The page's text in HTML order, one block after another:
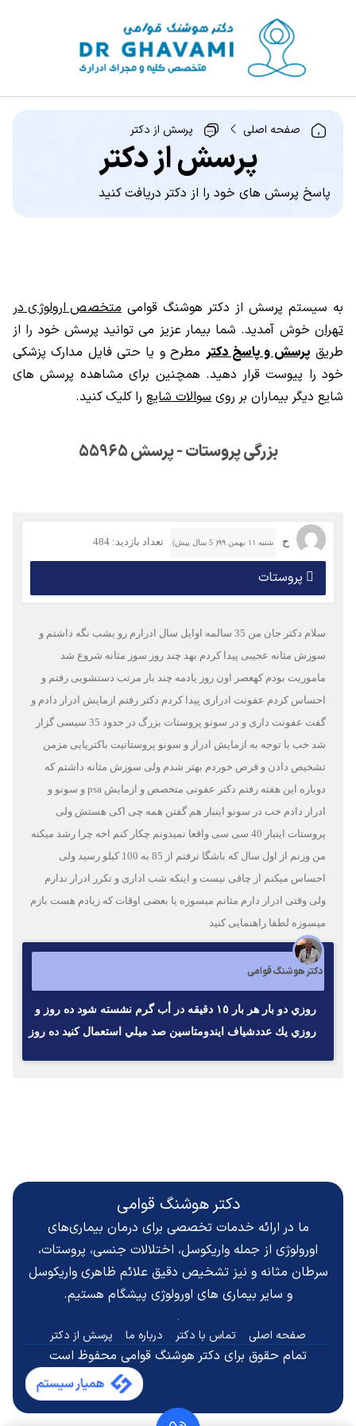
صفحه اصلی پرسش از دکتر
پرسش از دکتر
پاسخ پرسش های خود را از دکتر دریافت کنید
به سیستم پرسش از دکتر هوشنگ قوامی متخصص ارولوژی در
تهران خوش آمدید. شما بیمار عزیز می توانید پرسش خود را از
طریق پرسش و پاسخ دکتر مطرح و یا حتی فایل مدارک پزشکی
خود را پیوست قرار دهید. همچنین برای مشاهده پرسش های
شایع دیگر بیماران بر روی سوالات شایع را کلیک کنید.
بزرگی پروستات - پرسش 55965
ح شنبه ۱۱ بهمن ۹۹( 5 سال پیش) تعداد بازدید: 484
پروستات
سلام دکتر جان من 35 سالمه اوایل سال ادرارم رو یشب نگه داشتم و
سوزش مثانه عجیبی پیدا کردم بهد چند روز سوز مثانه شروع شد
ماموریت بودم کهعصر اون روز یادمه چند بار مرتب دستشویی رفتم و
احساس کردم عفونت ادراری پیدا کردم دکتر رفتم ازمایش ادرار دادم و
گفت عفونت داری و در سونو پروستات بزرگ در حدود 35 سیسی گزار
شد خب با توجه به ازمایش ادرار و سونو پروستاتیت باکتریایی مزمن
تشخیص دادن و قرص خوردم بهتر شدم ولی سوزش مثانه داشتم که
دوباره این هفته رفتم دکتر عفونی متخصص و ازمایش psa و سونو و
ادرار دادم خب در سونو اینبار هم گفتن همه چی اکی هستش ولی
پروستات اینبار 40 سی سی واقعا نمیدونم چکار کنم اخه چرا رشد میکنه
من وزنم از اول سال که باشگا نرفتم از 85 به 100 کیلو رسید ولی
احساس میکنم از چاقی نیست و اینکه شب اداری و تکرر ادرار ندارم
ولی وقتی ادرار دارم مثانم میسوزه یا بعضی اوقات که زیادم هست بازم
میسوزه لطفا راهنمایی کنید
دکتر هوشنگ قوامی
روزي دو بار هر بار ١٥ دقيقه در أب گرم نشسته شود ده روز و
روزي يك عددشياف ايندومتاسين صد ميلي استعمال كنيد ده روز
دکتر هوشنگ قوامی
ما در ارائه خدمات تخصصی برای درمان بیماری‌های
اورولوژی از جمله واریکوسل، اختلالات جنسی، پروستات،
سرطان مثانه و نیز تشخیص دقیقعلائم ظاهری واریکوسل
و سایر بیماری های اورولوژی پیشگام هستیم.
صفحه اصلی تماس با دکتر درباره ما پرسش از دکتر
تمام حقوق برای دکتر هوشنگ قوامی محفوظ است